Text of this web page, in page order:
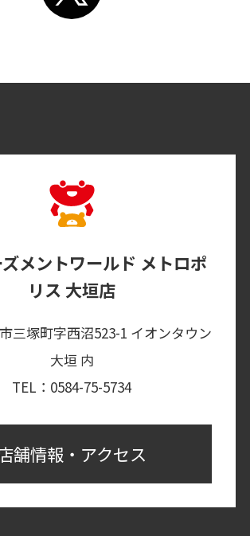
メントワールド メトロポ
リス 大垣店
三塚町字西沼523-1 イオンタウン
大垣 内
TEL：0584-75-5734
舗情報・アクセス